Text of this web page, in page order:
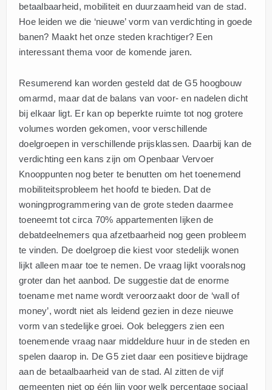
betaalbaarheid, mobiliteit en duurzaamheid van de stad.
Hoe leiden we die ‘nieuwe’ vorm van verdichting in goede
banen? Maakt het onze steden krachtiger? Een
interessant thema voor de komende jaren.
Resumerend kan worden gesteld dat de G5 hoogbouw
omarmd, maar dat de balans van voor- en nadelen dicht
bij elkaar ligt. Er kan op beperkte ruimte tot nog grotere
volumes worden gekomen, voor verschillende
doelgroepen in verschillende prijsklassen. Daarbij kan de
verdichting een kans zijn om Openbaar Vervoer
Knooppunten nog beter te benutten om het toenemend
mobiliteitsprobleem het hoofd te bieden. Dat de
woningprogrammering van de grote steden daarmee
toeneemt tot circa 70% appartementen lijken de
debatdeelnemers qua afzetbaarheid nog geen probleem
te vinden. De doelgroep die kiest voor stedelijk wonen
lijkt alleen maar toe te nemen. De vraag lijkt vooralsnog
groter dan het aanbod. De suggestie dat de enorme
toename met name wordt veroorzaakt door de ‘wall of
money’, wordt niet als leidend gezien in deze nieuwe
vorm van stedelijke groei. Ook beleggers zien een
toenemende vraag naar middeldure huur in de steden en
spelen daarop in. De G5 ziet daar een positieve bijdrage
aan de betaalbaarheid van de stad. Al zitten de vijf
gemeenten niet op één lijn voor welk percentage sociaal